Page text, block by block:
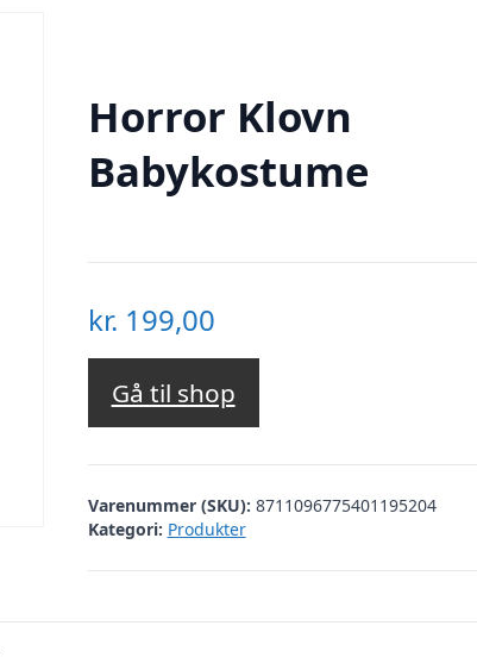
Horror Klovn
Babykostume
kr. 199,00
Gå til shop
Varenummer (SKU): 8711096775401195204
Kategori: Produkter